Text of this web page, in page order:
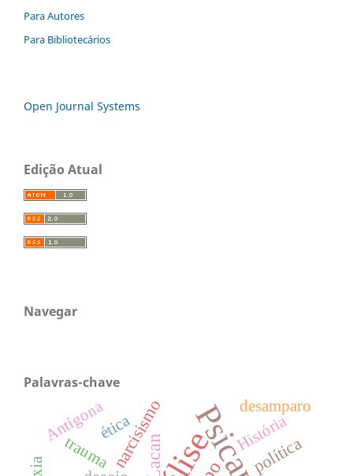
Para Autores
Para Bibliotecários
Open Journal Systems
Edição Atual
Navegar
Palavras-chave
Lacan
narcisismo política
História
trauma
ética
Antígona desamparo